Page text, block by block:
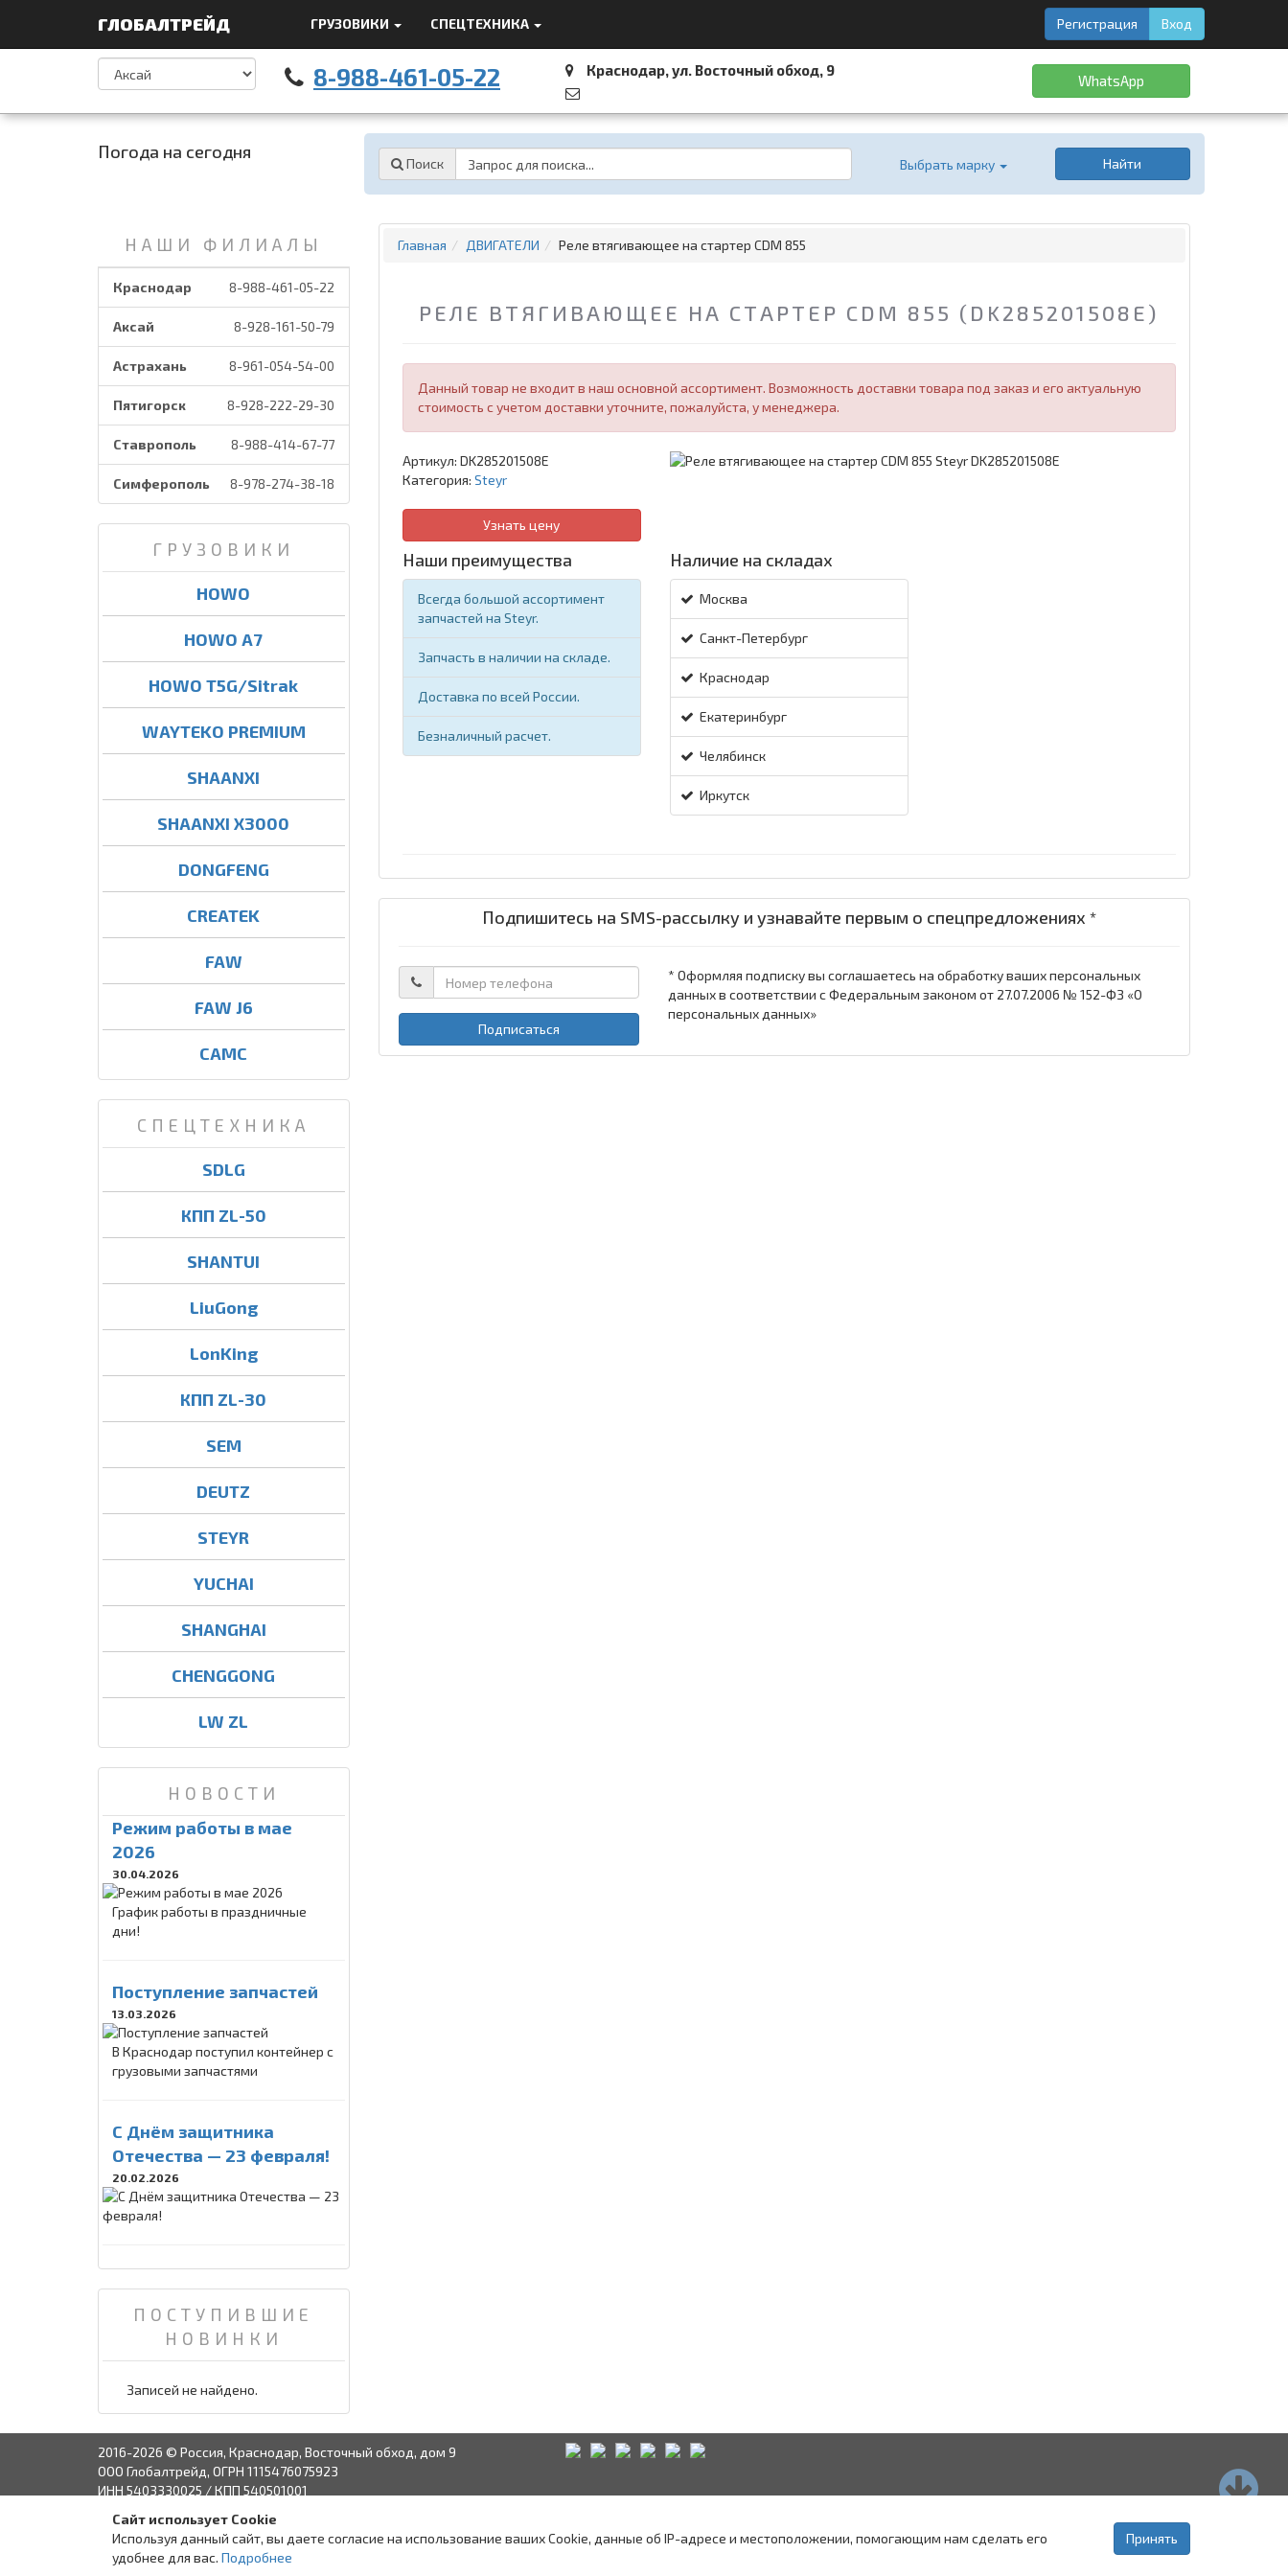
ГЛОБАЛТРЕЙД ГРУЗОВИКИ СПЕЦТЕХНИКА Регистрация Вход
8-988-461-05-22 Краснодар, ул. Восточный обход, 9
WhatsApp
Погода на сегодня
Поиск Выбрать марку Найти
НАШИ ФИЛИАЛЫ
Краснодар 8-988-461-05-22
Аксай 8-928-161-50-79
Астрахань 8-961-054-54-00
Пятигорск 8-928-222-29-30
Ставрополь 8-988-414-67-77
Симферополь 8-978-274-38-18
ГРУЗОВИКИ
HOWO
HOWO A7
HOWO T5G/Sitrak
WAYTEKO PREMIUM
SHAANXI
SHAANXI X3000
DONGFENG
CREATEK
FAW
FAW J6
CAMC
СПЕЦТЕХНИКА
SDLG
КПП ZL-50
SHANTUI
LiuGong
LonKing
КПП ZL-30
SEM
DEUTZ
STEYR
YUCHAI
SHANGHAI
CHENGGONG
LW ZL
НОВОСТИ
Режим работы в мае
2026
30.04.2026
График работы в праздничные
дни!
Поступление запчастей
13.03.2026
В Краснодар поступил контейнер с
грузовыми запчастями
C Днём защитника
Отечества — 23 февраля!
20.02.2026
ПОСТУПИВШИЕ
НОВИНКИ
Записей не найдено.
Главная ДВИГАТЕЛИ Реле втягивающее на стартер CDM 855
РЕЛЕ ВТЯГИВАЮЩЕЕ НА СТАРТЕР CDM 855 (DK285201508E)
Данный товар не входит в наш основной ассортимент. Возможность доставки товара под заказ и его актуальную
стоимость с учетом доставки уточните, пожалуйста, у менеджера.
Артикул: DK285201508E
Категория: Steyr
Узнать цену
Наши преимущества
Всегда большой ассортимент
запчастей на Steyr.
Запчасть в наличии на складе.
Доставка по всей России.
Безналичный расчет.
Наличие на складах
Москва
Санкт-Петербург
Краснодар
Екатеринбург
Челябинск
Иркутск
Подпишитесь на SMS-рассылку и узнавайте первым о спецпредложениях *
Подписаться
* Оформляя подписку вы соглашаетесь на обработку ваших персональных
данных в соответствии с Федеральным законом от 27.07.2006 № 152-ФЗ «О
персональных данных»
2016-2026 © Россия, Краснодар, Восточный обход, дом 9
ООО Глобалтрейд, ОГРН 1115476075923
ИНН 5403330025 / КПП 540501001
Связаться с руководством Ставрополь
Сайт использует Cookie
Используя данный сайт, вы даете согласие на использование ваших Cookie, данные об IP-адресе и местоположении, помогающим нам сделать его
удобнее для вас. Подробнее
Принять